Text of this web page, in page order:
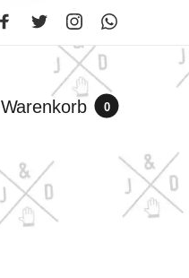
Warenkorb 0